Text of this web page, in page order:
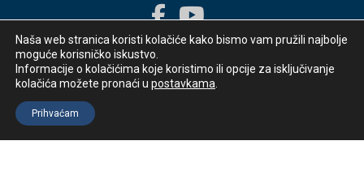
Developed byappydevelopment
Naša web stranica koristi kolačiće kako bismo vam pružili najbolje
moguće korisničko iskustvo.
Informacije o kolačićima koje koristimo ili opcije za isključivanje
kolačića možete pronaći u postavkama
Prihvaćam